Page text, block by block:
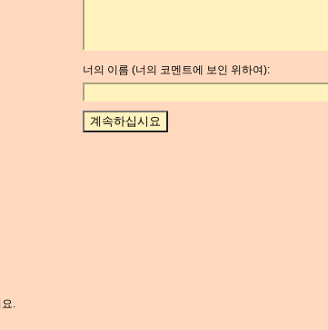
.
너의 이름 (너의 코멘트에 보인 위하여):